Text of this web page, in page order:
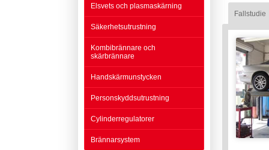
Elsvets och plasmaskärning
Säkerhetsutrustning
Kombibrännare och
skärbrännare
Handskärmunstycken
Personskyddsutrustning
Cylinderregulatorer
Brännarsystem
Fallstudie